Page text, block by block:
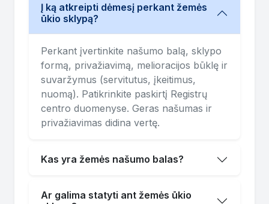
Į ką atkreipti dėmesį perkant žemės
ūkio sklypą?
Perkant įvertinkite našumo balą, sklypo
formą, privažiavimą, melioracijos būklę ir
suvaržymus (servitutus, įkeitimus,
nuomą). Patikrinkite paskirtį Registrų
centro duomenyse. Geras našumas ir
privažiavimas didina vertę.
Kas yra žemės našumo balas?
Ar galima statyti ant žemės ūkio